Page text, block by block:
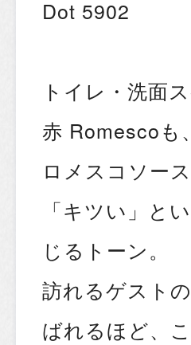
Dot 5902
トイレ・洗面
赤 Romescoも
ロメスコソー
「キツい」と
じるトーン。
訪れるゲスト
ばれるほど、